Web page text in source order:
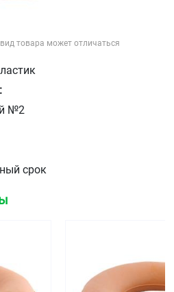
товара может отличаться
№2
срок